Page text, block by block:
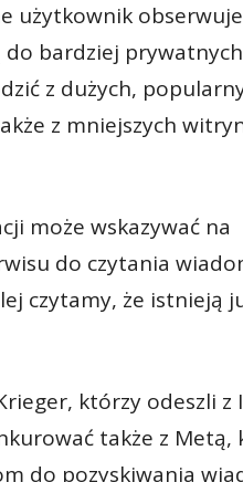
użytkownik
bardziej
z dużych,
z mniejszych
może wskazywać na
do czytania
czytamy, że istnieją
którzy odeszli z
także z Metą,
do pozyskiwania